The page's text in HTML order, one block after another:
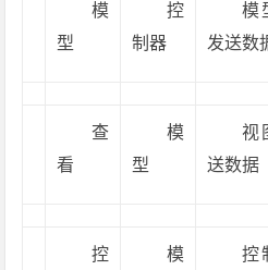
模
型
控
制器
模
发送数
查
看
模
型
视
送数据
控
模
控